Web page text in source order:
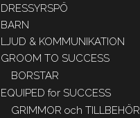
DRESSYRSPÖ
BARN
LJUD & KOMMUNIKATION
GROOM TO SUCCESS
BORSTAR
EQUIPED for SUCCESS
GRIMMOR och TILLBEHÖR